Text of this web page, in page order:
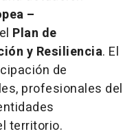
–
Plan de
y Resiliencia. El
de
profesionales del
territorio.